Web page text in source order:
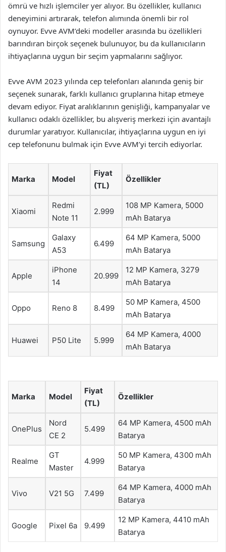
ömrü ve hızlı işlemciler yer alıyor. Bu özellikler, kullanıcı
deneyimini artırarak, telefon alımında önemli bir rol
oynuyor. Evve AVM’deki modeller arasında bu özellikleri
barındıran birçok seçenek bulunuyor, bu da kullanıcıların
ihtiyaçlarına uygun bir seçim yapmalarını sağlıyor.
Evve AVM 2023 yılında cep telefonları alanında geniş bir
seçenek sunarak, farklı kullanıcı gruplarına hitap etmeye
devam ediyor. Fiyat aralıklarının genişliği, kampanyalar ve
kullanıcı odaklı özellikler, bu alışveriş merkezi için avantajlı
durumlar yaratıyor. Kullanıcılar, ihtiyaçlarına uygun en iyi
cep telefonunu bulmak için Evve AVM’yi tercih ediyorlar.
Marka Model
Fiyat
(TL)
Özellikler
Xiaomi
Redmi
Note 11
2.999
108 MP Kamera, 5000
mAh Batarya
Samsung
Galaxy
A53
6.499
64 MP Kamera, 5000
mAh Batarya
Apple
iPhone
14
20.999
12 MP Kamera, 3279
mAh Batarya
Oppo Reno 8 8.499
50 MP Kamera, 4500
mAh Batarya
Huawei P50 Lite 5.999
64 MP Kamera, 4000
mAh Batarya
Marka Model
Fiyat
(TL)
Özellikler
OnePlus
Nord
CE 2
5.499
64 MP Kamera, 4500 mAh
Batarya
Realme
GT
Master
4.999
50 MP Kamera, 4300 mAh
Batarya
Vivo V21 5G 7.499
64 MP Kamera, 4000 mAh
Batarya
Google Pixel 6a 9.499
12 MP Kamera, 4410 mAh
Batarya